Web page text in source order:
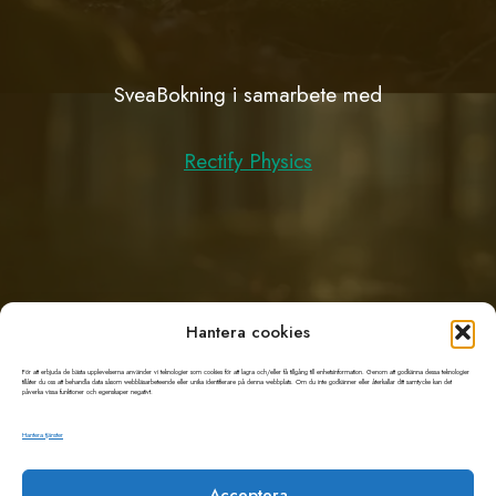
Hantera cookies
För att erbjuda de bästa upplevelserna använder vi teknologier som cookies för att lagra och/eller få tillgång till enhetsinformation. Genom att godkänna dessa teknologier
tillåter du oss att behandla data såsom webbläsarbeteende eller unika identifierare på denna webbplats. Om du inte godkänner eller återkallar ditt samtycke kan det
påverka vissa funktioner och egenskaper negativt.
Hantera tjänster
SveaBokning i samarbete med
Rectify Physics
Support
support@sveabokning.se
Kontakt: 073-031 74 52